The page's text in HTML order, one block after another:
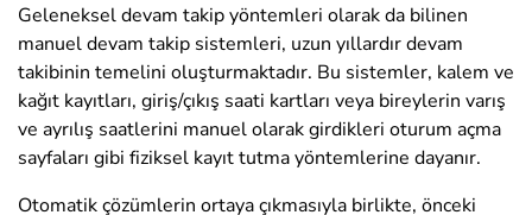
Geleneksel devam takip yöntemleri olarak da bilinen
manuel devam takip sistemleri, uzun yıllardır devam
takibinin temelini oluşturmaktadır. Bu sistemler, kalem ve
kağıt kayıtları, giriş/çıkış saati kartları veya bireylerin varış
ve ayrılış saatlerini manuel olarak girdikleri oturum açma
sayfaları gibi fiziksel kayıt tutma yöntemlerine dayanır.
Otomatik çözümlerin ortaya çıkmasıyla birlikte, önceki